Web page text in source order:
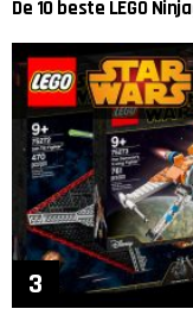
De 10 beste LEGO